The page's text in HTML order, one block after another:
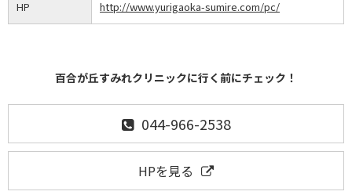
HP http://www.yurigaoka-sumire.com/pc/
百合が丘すみれクリニックに行く前にチェック！
044-966-2538
HPを見る